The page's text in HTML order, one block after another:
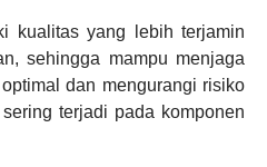
kualitas yang lebih terjamin
sehingga mampu menjaga
dan mengurangi risiko
terjadi pada komponen